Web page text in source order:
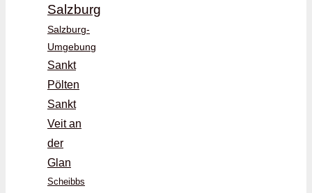
Salzburg
Salzburg-
Umgebung
Sankt
Pölten
Sankt
Veit an
der
Glan
Scheibbs